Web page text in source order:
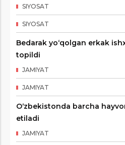
SIYOSAT
SIYOSAT
Bedarak yo‘qolgan erkak
topildi
JAMIYAT
JAMIYAT
O‘zbekistonda barcha
etiladi
JAMIYAT